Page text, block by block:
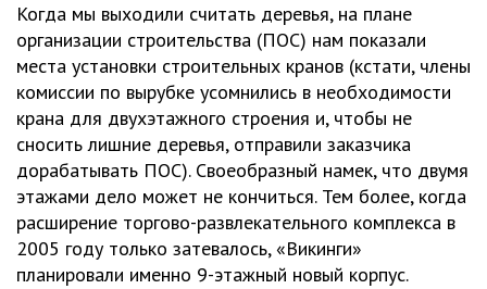
Когда мы выходили считать деревья, на плане
организации строительства (ПОС) нам показали
места установки строительных кранов (кстати, члены
комиссии по вырубке усомнились в необходимости
крана для двухэтажного строения и, чтобы не
сносить лишние деревья, отправили заказчика
дорабатывать ПОС). Своеобразный намек, что двумя
этажами дело может не кончиться. Тем более, когда
расширение торгово-развлекательного комплекса в
2005 году только затевалось, «Викинги»
планировали именно 9-этажный новый корпус.